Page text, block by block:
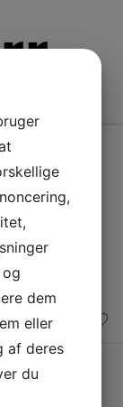
dem
eller
af deres
du